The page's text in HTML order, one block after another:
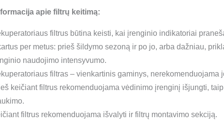
apie filtrų keitimą:
filtrus būtina keisti, kai įrenginio indikatoriai
per metus: prieš šildymo sezoną ir po jo, arba dažniau,
naudojimo intensyvumo.
filtras – vienkartinis gaminys,
keičiant filtrus rekomenduojama vėdinimo įrenginį išjungti,
filtrus rekomenduojama išvalyti ir filtrų montavimo sekciją.